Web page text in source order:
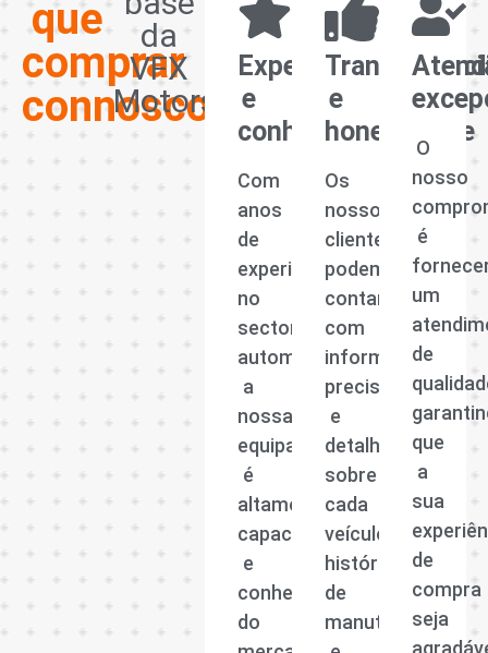
que
comprar
connosco?
da
VFX
Motors
Experiência
e
conhecimento
Com
anos
de
experiência
no
sector
automóvel,
a
nossa
equipa
é
altamente
capacitada
e
conhecedora
do
e
honestidade
Os
nossos
clientes
podem
contar
com
informações
precisas
e
detalhadas
sobre
cada
veículo,
histórico
de
manutenção
O
nosso
é
um
de
que
a
sua
de
compra
seja